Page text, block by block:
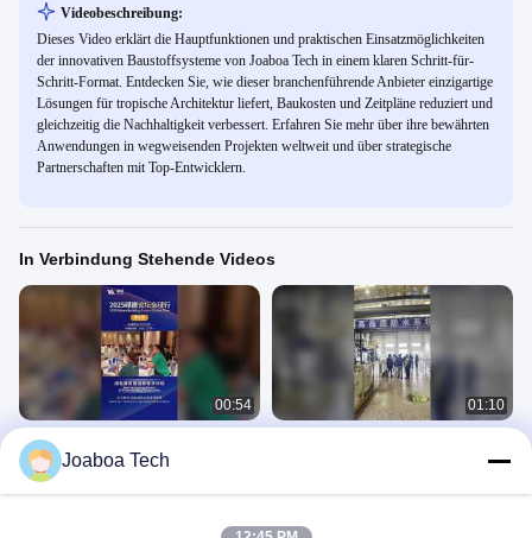
Videobeschreibung:
Dieses Video erklärt die Hauptfunktionen und praktischen Einsatzmöglichkeiten
der innovativen Baustoffsysteme von Joaboa Tech in einem klaren Schritt-für-
Schritt-Format. Entdecken Sie, wie dieser branchenführende Anbieter einzigartige
Lösungen für tropische Architektur liefert, Baukosten und Zeitpläne reduziert und
gleichzeitig die Nachhaltigkeit verbessert. Erfahren Sie mehr über ihre bewährten
Anwendungen in wegweisenden Projekten weltweit und über strategische
Partnerschaften mit Top-Entwicklern.
In Verbindung Stehende Videos
00:54
Green Building Forum 2025:Malaysia
Stop!
Weltweites Marketing
01:10
Joaboa Tech